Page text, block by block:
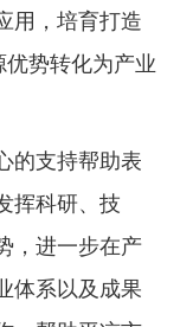
用，培育打造
势转化为产业
的支持帮助表
挥科研、技
，进一步在产
体系以及成果